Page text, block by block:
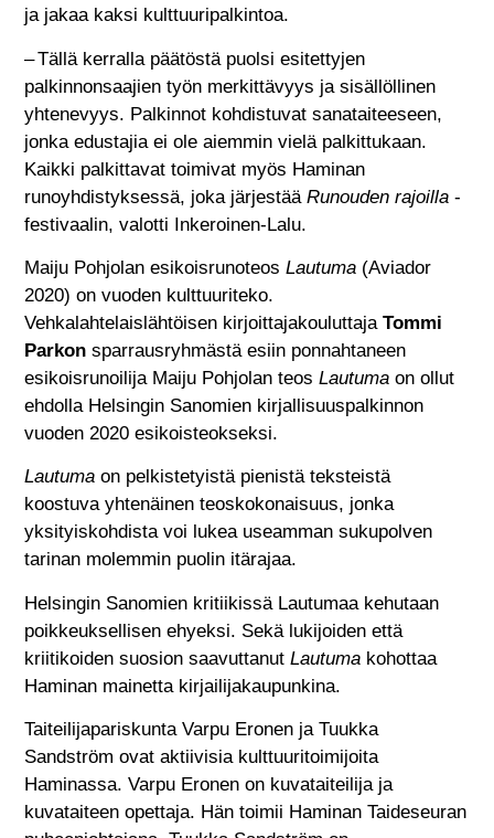
ja jakaa kaksi kulttuuripalkintoa.
– Tällä kerralla päätöstä puolsi esitettyjen
palkinnonsaajien työn merkittävyys ja sisällöllinen
yhtenevyys. Palkinnot kohdistuvat sanataiteeseen,
jonka edustajia ei ole aiemmin vielä palkittukaan.
Kaikki palkittavat toimivat myös Haminan
runoyhdistyksessä, joka järjestääRunouden rajoilla -
festivaalin, valotti Inkeroinen-Lalu.
Maiju Pohjolan esikoisrunoteosLautuma (Aviador
2020) on vuoden kulttuuriteko.
Vehkalahtelaislähtöisen kirjoittajakouluttajaTommi
Parkon sparrausryhmästä esiin ponnahtaneen
esikoisrunoilija Maiju Pohjolan teosLautuma on ollut
ehdolla Helsingin Sanomien kirjallisuuspalkinnon
vuoden 2020 esikoisteokseksi.
Lautuma on pelkistetyistä pienistä teksteistä
koostuva yhtenäinen teoskokonaisuus, jonka
yksityiskohdista voi lukea useamman sukupolven
tarinan molemmin puolin itärajaa.
Helsingin Sanomien kritiikissä Lautumaa kehutaan
poikkeuksellisen ehyeksi. Sekä lukijoiden että
kriitikoiden suosion saavuttanutLautuma kohottaa
Haminan mainetta kirjailijakaupunkina.
Taiteilijapariskunta Varpu Eronen ja Tuukka
Sandström ovat aktiivisia kulttuuritoimijoita
Haminassa. Varpu Eronen on kuvataiteilija ja
kuvataiteen opettaja. Hän toimii Haminan Taideseuran